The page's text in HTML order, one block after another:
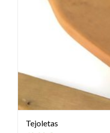
Tejoletas